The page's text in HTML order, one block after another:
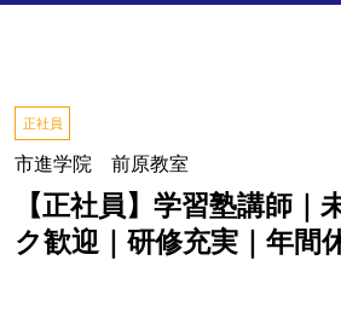
正社員
市進学院 前原教室
【正社員】学習塾講師｜
ク歓迎｜研修充実｜年間